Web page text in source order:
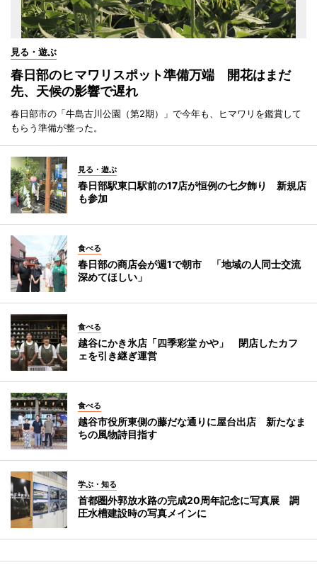
見る・遊ぶ
春日部のヒマワリスポット準備万端 開花はまだ
先、天候の影響で遅れ
春日部市の「牛島古川公園（第2期）」で今年も、ヒマワリを鑑賞して
もらう準備が整った。
見る・遊ぶ
春日部駅東口駅前の17店が恒例の七夕飾り 新規店
も参加
食べる
春日部の商店会が週1で朝市 「地域の人同士交流
深めてほしい」
食べる
越谷にかき氷店「四季彩堂 かや」 閉店したカフ
ェを引き継ぎ運営
食べる
越谷市役所東側の藤だな通りに屋台出店 新たなま
ちの風物詩目指す
学ぶ・知る
首都圏外郭放水路の完成20周年記念に写真展 調
圧水槽建設時の写真メインに